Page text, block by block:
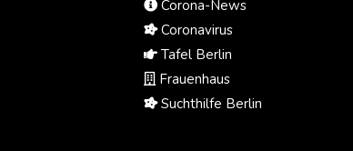
Corona-News
Coronavirus
Tafel Berlin
Frauenhaus
Suchthilfe Berlin